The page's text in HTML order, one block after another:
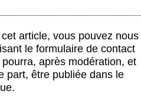
article, vous pouvez nous
le formulaire de contact
après modération, et
part, être publiée dans le